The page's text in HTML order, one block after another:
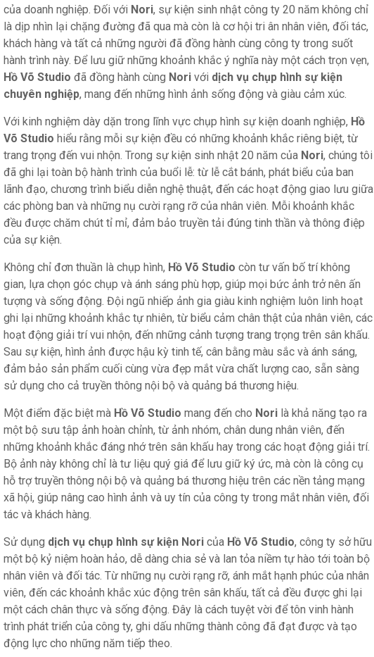
của doanh nghiệp. Đối với Nori, sự kiện sinh nhật công ty 20 năm không chỉ
là dịp nhìn lại chặng đường đã qua mà còn là cơ hội tri ân nhân viên, đối tác,
khách hàng và tất cả những người đã đồng hành cùng công ty trong suốt
hành trình này. Để lưu giữ những khoảnh khắc ý nghĩa này một cách trọn vẹn,
Hồ Võ Studio đã đồng hành cùng Nori với dịch vụ chụp hình sự kiện
chuyên nghiệp, mang đến những hình ảnh sống động và giàu cảm xúc.
Với kinh nghiệm dày dặn trong lĩnh vực chụp hình sự kiện doanh nghiệp, Hồ
Võ Studio hiểu rằng mỗi sự kiện đều có những khoảnh khắc riêng biệt, từ
trang trọng đến vui nhộn. Trong sự kiện sinh nhật 20 năm của Nori, chúng tôi
đã ghi lại toàn bộ hành trình của buổi lễ: từ lễ cắt bánh, phát biểu của ban
lãnh đạo, chương trình biểu diễn nghệ thuật, đến các hoạt động giao lưu giữa
các phòng ban và những nụ cười rạng rỡ của nhân viên. Mỗi khoảnh khắc
đều được chăm chút tỉ mỉ, đảm bảo truyền tải đúng tinh thần và thông điệp
của sự kiện.
Không chỉ đơn thuần là chụp hình, Hồ Võ Studio còn tư vấn bố trí không
gian, lựa chọn góc chụp và ánh sáng phù hợp, giúp mọi bức ảnh trở nên ấn
tượng và sống động. Đội ngũ nhiếp ảnh gia giàu kinh nghiệm luôn linh hoạt
ghi lại những khoảnh khắc tự nhiên, từ biểu cảm chân thật của nhân viên, các
hoạt động giải trí vui nhộn, đến những cảnh tượng trang trọng trên sân khấu.
Sau sự kiện, hình ảnh được hậu kỳ tinh tế, cân bằng màu sắc và ánh sáng,
đảm bảo sản phẩm cuối cùng vừa đẹp mắt vừa chất lượng cao, sẵn sàng
sử dụng cho cả truyền thông nội bộ và quảng bá thương hiệu.
Một điểm đặc biệt mà Hồ Võ Studio mang đến cho Nori là khả năng tạo ra
một bộ sưu tập ảnh hoàn chỉnh, từ ảnh nhóm, chân dung nhân viên, đến
những khoảnh khắc đáng nhớ trên sân khấu hay trong các hoạt động giải trí.
Bộ ảnh này không chỉ là tư liệu quý giá để lưu giữ ký ức, mà còn là công cụ
hỗ trợ truyền thông nội bộ và quảng bá thương hiệu trên các nền tảng mạng
xã hội, giúp nâng cao hình ảnh và uy tín của công ty trong mắt nhân viên, đối
tác và khách hàng.
Sử dụng dịch vụ chụp hình sự kiện Nori của Hồ Võ Studio, công ty sở hữu
một bộ kỷ niệm hoàn hảo, dễ dàng chia sẻ và lan tỏa niềm tự hào tới toàn bộ
nhân viên và đối tác. Từ những nụ cười rạng rỡ, ánh mắt hạnh phúc của nhân
viên, đến các khoảnh khắc xúc động trên sân khấu, tất cả đều được ghi lại
một cách chân thực và sống động. Đây là cách tuyệt vời để tôn vinh hành
trình phát triển của công ty, ghi dấu những thành công đã đạt được và tạo
động lực cho những năm tiếp theo.